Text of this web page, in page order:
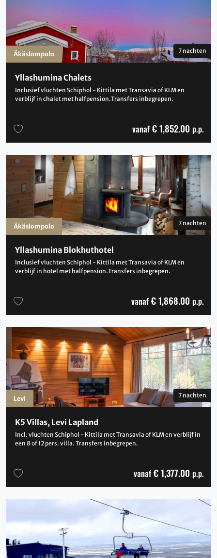
Yllashumina Chalets
Inclusief vluchten Schiphol - Kittila met Transavia of KLM en
verblijf in chalet met halfpension.Transfers inbegrepen.
7 nachten
vanaf € 1,852.00 p.p.
Äkäslompolo
Yllashumina Blokhuthotel
Inclusief vluchten Schiphol - Kittila met Transavia of KLM en
verblijf in hotel met halfpension.Transfers inbegrepen.
7 nachten
vanaf € 1,868.00 p.p.
Äkäslompolo
K5 Villas, Levi Lapland
Incl. vluchten Schiphol - Kittila met Transavia of KLM en verblijf in
een 8 of 12 pers. villa. Transfers inbegrepen.
7 nachten
vanaf € 1,377.00 p.p.
Levi